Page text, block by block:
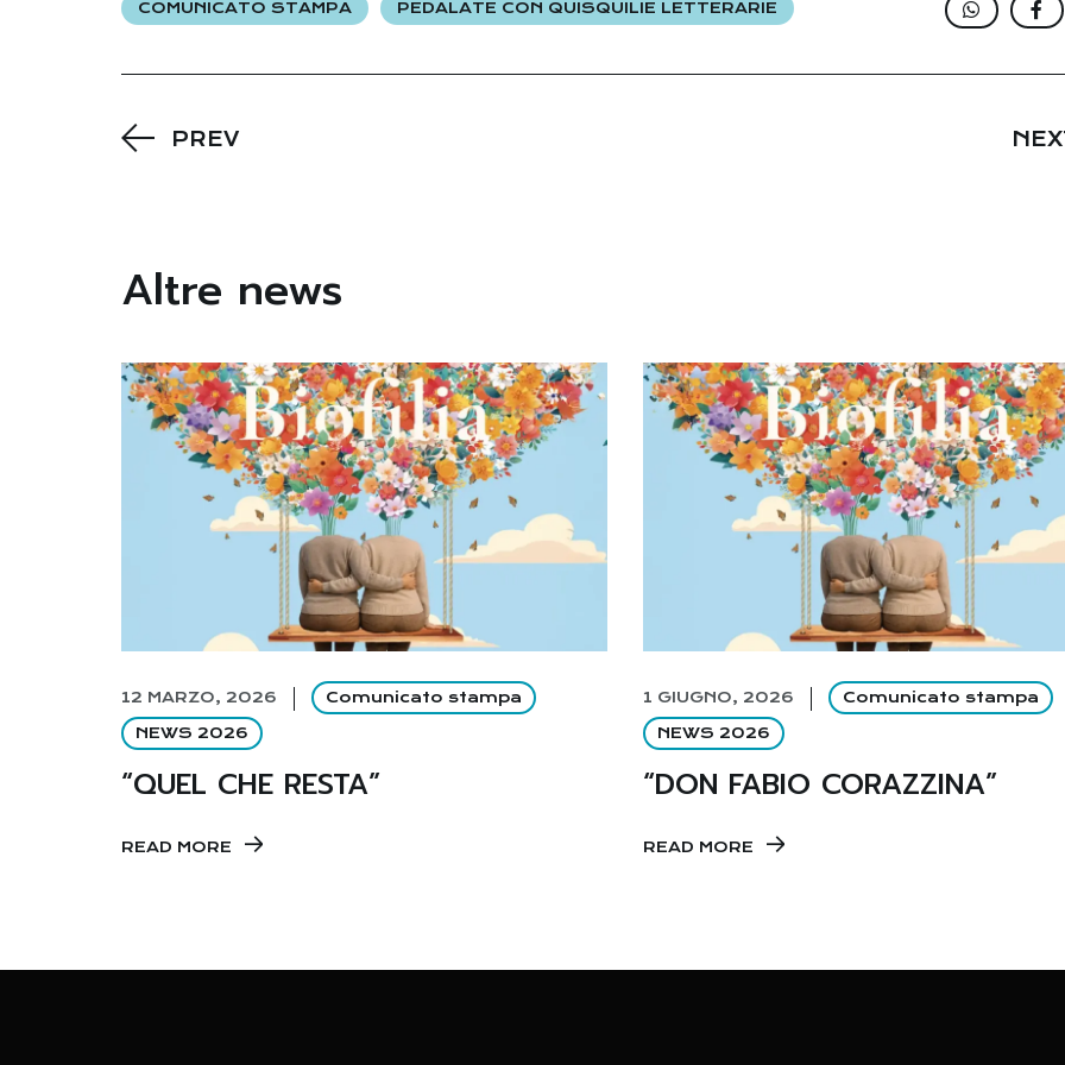
COMUNICATO STAMPA PEDALATE CON QUISQUILIE LETTERARIE
PREV
Altre news
12 MARZO, 2026
Comunicato stampa
NEWS 2026
“QUEL CHE RESTA”
READ MORE
1 GIUGNO, 2026
Comunicato stampa
NEWS 2026
“DON FABIO CORAZZINA”
READ MORE